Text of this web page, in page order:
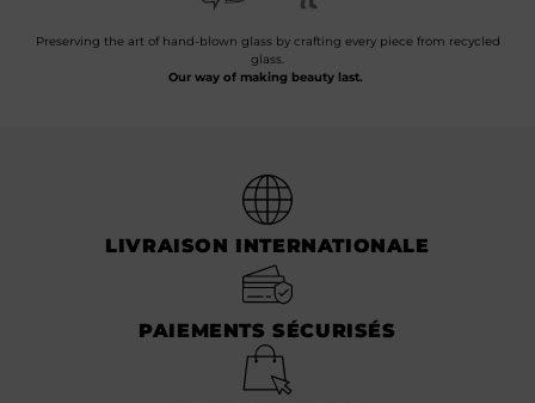
Preserving the art of hand-blown glass by crafting every piece from recycled
glass.
Our way of making beauty last.
LIVRAISON INTERNATIONALE
PAIEMENTS SÉCURISÉS